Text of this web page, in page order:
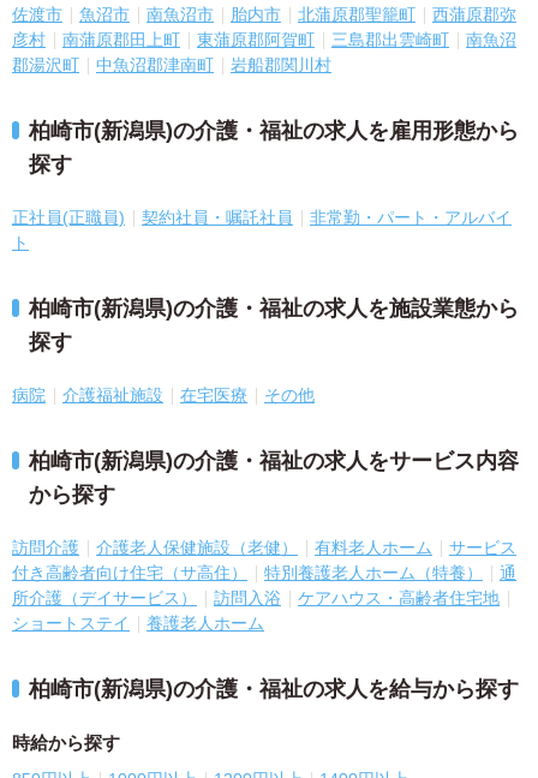
佐渡市
魚沼市 南魚沼市 胎内市 北蒲原郡聖籠町
西蒲原郡弥
彦村
南蒲原郡田上町 東蒲原郡阿賀町 三島郡出雲崎町
南魚沼
郡湯沢町
中魚沼郡津南町 岩船郡関川村
柏崎市(新潟県)の介護・福祉の求人を雇用形態から
探す
正社員(正職員) 契約社員・嘱託社員
非常勤・パート・アルバイ
ト
柏崎市(新潟県)の介護・福祉の求人を施設業態から
探す
病院 介護福祉施設 在宅医療 その他
柏崎市(新潟県)の介護・福祉の求人をサービス内容
から探す
訪問介護 介護老人保健施設（老健） 有料老人ホーム
サービス
付き高齢者向け住宅（サ高住）
特別養護老人ホーム（特養）
通
所介護（デイサービス）
訪問入浴
ケアハウス・高齢者住宅地
ショートステイ
養護老人ホーム
柏崎市(新潟県)の介護・福祉の求人を給与から探す
時給から探す